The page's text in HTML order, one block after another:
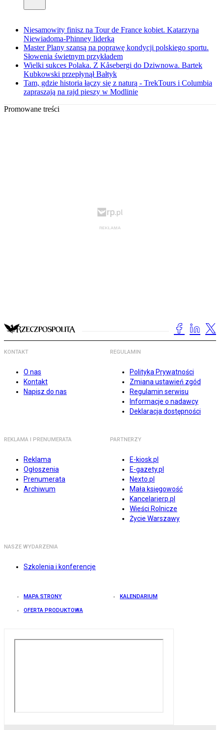
Niesamowity finisz na Tour de France kobiet. Katarzyna
Niewiadoma-Phinney liderką
Master Plany szansą na poprawę kondycji polskiego sportu.
Słowenia świetnym przykładem
Wielki sukces Polaka. Z Kåsebergi do Dziwnowa. Bartek
Kubkowski przepłynął Bałtyk
Tam, gdzie historia łączy się z naturą - TrekTours i Columbia
zapraszają na rajd pieszy w Modlinie
Promowane treści
KONTAKT
O nas
Kontakt
Napisz do nas
REGULAMIN
Polityka Prywatności
Zmiana ustawień zgód
Regulamin serwisu
Informacje o nadawcy
Deklaracja dostępności
REKLAMA I PRENUMERATA
Reklama
Ogłoszenia
Prenumerata
Archiwum
PARTNERZY
E-kiosk.pl
E-gazety.pl
Nexto.pl
Mała księgowość
Kancelarierp.pl
Wieści Rolnicze
Życie Warszawy
NASZE WYDARZENIA
Szkolenia i konferencje
MAPA STRONY KALENDARIUM
OFERTA PRODUKTOWA